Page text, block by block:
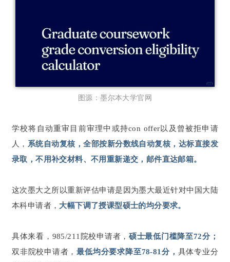
图源：墨尔本大学官网
学校将自动重审目前审理中或持con offer以及曾被拒申请
人， 系统自动复核，全部按新分数线自动复核，达标直接发
录取，不用补交材料、不用重新递交，邮件直达邮箱。
这次墨大之所以重新评估申请是因为墨大最近针对中国大陆
本科申请者， 大幅下调了授课型硕士的均分要求。
具体来看，985/211院校申请者，硕士最低门槛降至72分；
双非院校申请者，最低均分要求降至78-81分， 具体专业分